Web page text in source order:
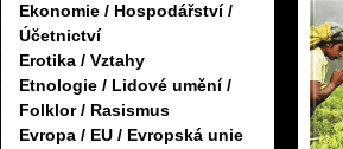
Ekonomie / Hospodářství /
Účetnictví
Erotika / Vztahy
Etnologie / Lidové umění /
Folklor / Rasismus
Evropa / EU / Evropská unie